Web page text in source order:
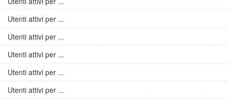
Utenti attivi per ...
Utenti attivi per ...
Utenti attivi per ...
Utenti attivi per ...
Utenti attivi per ...